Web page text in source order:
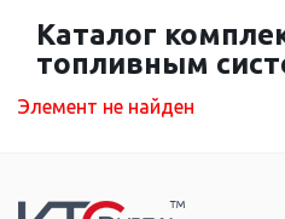
Каталог
топливным
Элемент не найден